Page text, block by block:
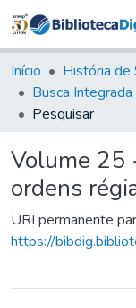
Início História de
Busca Integrada
Pesquisar
Volume 25
ordens
URI permanente
https://